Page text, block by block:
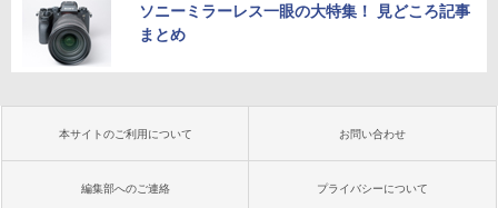
ソニーミラーレス一眼の大特集！ 見どころ記事
まとめ
本サイトのご利用について お問い合わせ
編集部へのご連絡 プライバシーについて